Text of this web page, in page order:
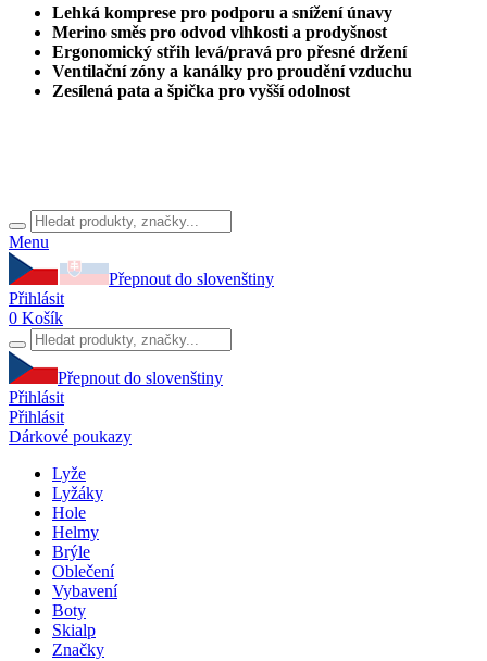
Lehká komprese pro podporu a snížení únavy
Merino směs pro odvod vlhkosti a prodyšnost
Ergonomický střih levá/pravá pro přesné držení
Ventilační zóny a kanálky pro proudění vzduchu
Zesílená pata a špička pro vyšší odolnost
Menu
Přepnout do slovenštiny
Přihlásit
0 Košík
Přepnout do slovenštiny
Přihlásit
Přihlásit
Dárkové poukazy
Lyže
Lyžáky
Hole
Helmy
Brýle
Oblečení
Vybavení
Boty
Skialp
Značky